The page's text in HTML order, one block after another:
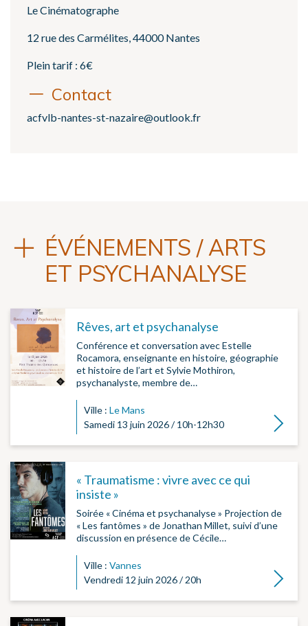
Le Cinématographe
12 rue des Carmélites, 44000 Nantes
Plein tarif : 6€
Contact
acfvlb-nantes-st-nazaire@outlook.fr
ÉVÉNEMENTS / ARTS
ET PSYCHANALYSE
Rêves, art et psychanalyse
Conférence et conversation avec Estelle
Rocamora, enseignante en histoire, géographie
et histoire de l’art et Sylvie Mothiron,
psychanalyste, membre de…
Ville : Le Mans
Samedi 13 juin 2026 / 10h-12h30
Lire la
« Traumatisme : vivre avec ce qui
insiste »
Soirée « Cinéma et psychanalyse » Projection de
« Les fantômes » de Jonathan Millet, suivi d’une
discussion en présence de Cécile…
Ville : Vannes
Vendredi 12 juin 2026 / 20h
Lire la